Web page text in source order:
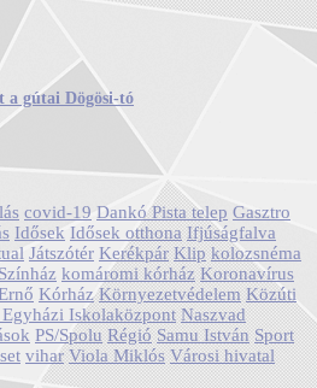
a gútai Dögösi-tó
covid-19 Dankó Pista telep Gasztro
Idősek Idősek otthona Ifjúságfalva
Játszótér Kerékpár Klip kolozsnéma
komáromi kórház Koronavírus
Kórház Környezetvédelem Közúti
Iskolaközpont Naszvad
PS/Spolu Régió Samu István Sport
vihar Viola Miklós Városi hivatal